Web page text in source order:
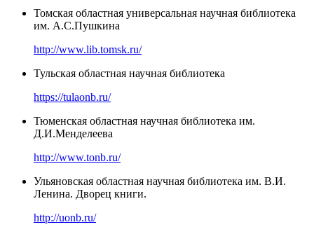
Томская областная универсальная научная библиотека
им. А.С.Пушкина
http://www.lib.tomsk.ru/
Тульская областная научная библиотека
https://tulaonb.ru/
Тюменская областная научная библиотека им.
Д.И.Менделеева
http://www.tonb.ru/
Ульяновская областная научная библиотека им. В.И.
Ленина. Дворец книги.
http://uonb.ru/